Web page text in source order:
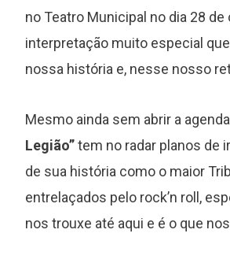
no Teatro Municipal no dia 28
interpretação muito especial
nossa história e, nesse nosso
Mesmo ainda sem abrir a
Legião”tem no radar planos de
de sua história como o maior
entrelaçados pelo rock’n roll,
nos trouxe até aqui e é o que